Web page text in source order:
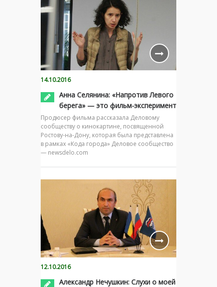
14.10.2016
Анна Селянина: «Напротив Левого
берега» — это фильм-эксперимент
Продюсер фильма рассказала Деловому
сообществу о кинокартине, посвященной
Ростову-на-Дону, которая была представлена
в рамках «Кода города» Деловое сообщество
— newsdelo.com
12.10.2016
Александр Нечушкин: Слухи о моей